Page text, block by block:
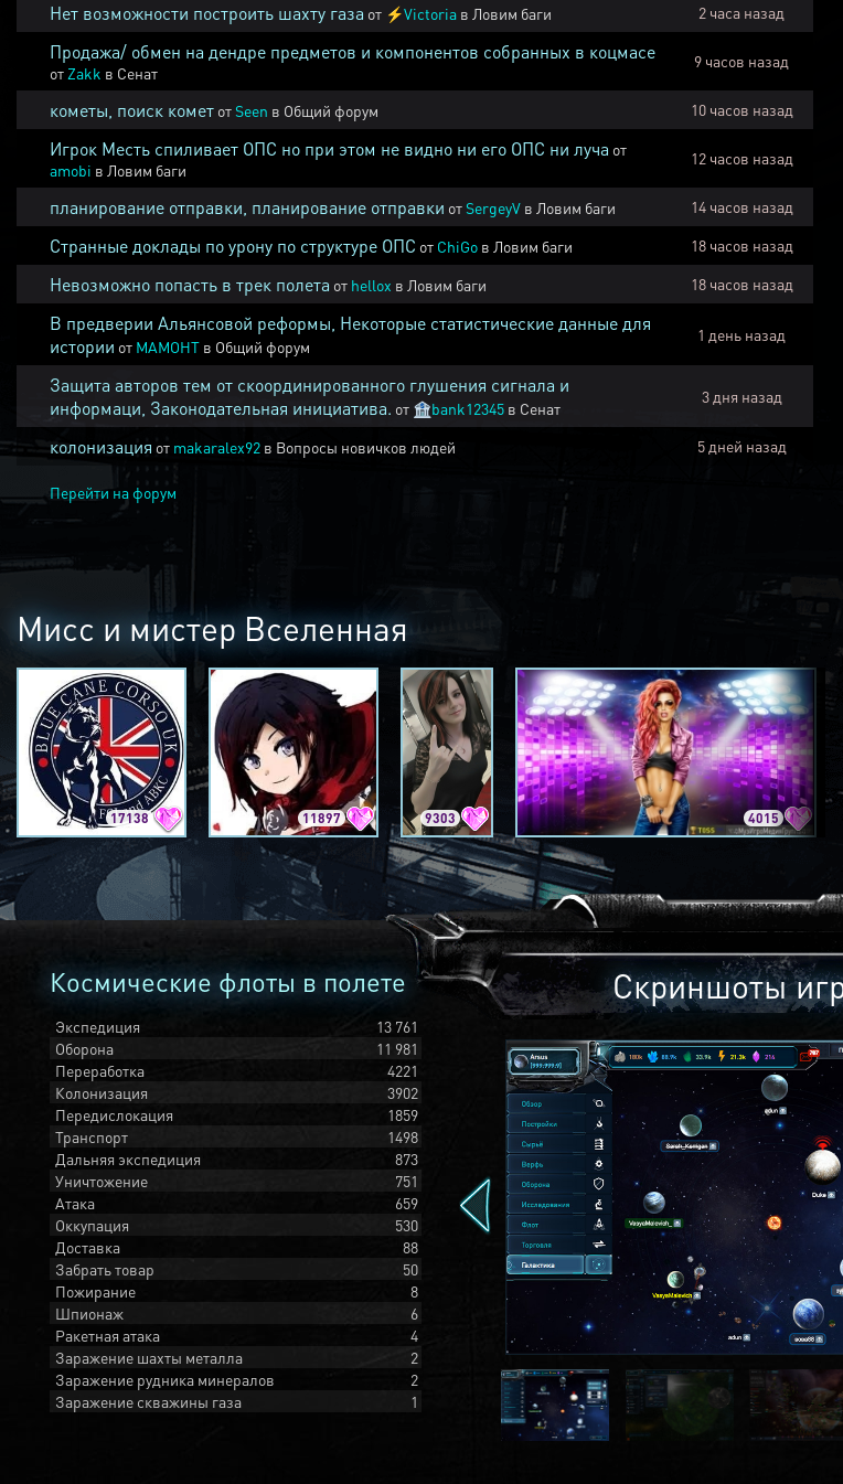
Нет возможности построить шахту газа от ⚡Victoria в Ловим баги 2 часа назад
Продажа/ обмен на дендре предметов и компонентов собранных в коцмасе
от Zakk в Сенат
9 часов назад
кометы, поиск комет отSeen в Общий форум 10 часов назад
Игрок Месть спиливает ОПС но при этом не видно ни его ОПС ни луча от
amobi в Ловим баги
12 часов назад
планирование отправки, планирование отправки отSergeyV в Ловим баги 14 часов назад
Странные доклады по урону по структуре ОПС от ChiGo в Ловим баги 18 часов назад
Невозможно попасть в трек полета от hellox в Ловим баги 18 часов назад
В предверии Альянсовой реформы, Некоторые статистические данные для
истории от MAMOHT в Общий форум
1 день назад
Защита авторов тем от скоординированного глушения сигнала и
информаци, Законодательная инициатива. от 🏦bank12345 в Сенат
3 дня назад
колонизация от makaralex92 в Вопросы новичков людей 5 дней назад
Перейти на форум
Мисс и мистер Вселенная
17138 11897 9303 4015
Космические флоты в полете
Экспедиция
13 761
Оборона
11 981
Переработка
4221
Колонизация
3902
Передислокация
1859
Транспорт
1498
Дальняя экспедиция
873
Уничтожение
751
Атака
659
Оккупация
530
Доставка
88
Забрать товар
50
Пожирание
8
Шпионаж
6
Ракетная атака
4
Заражение шахты металла
2
Заражение рудника минералов
2
Заражение скважины газа
1
Скриншоты